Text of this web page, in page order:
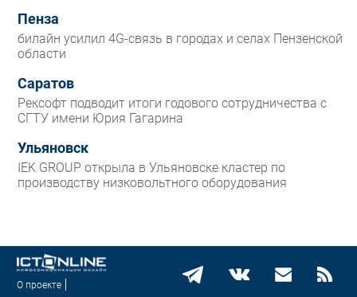
Пенза
билайн усилил 4G-связь в городах и селах Пензенской
области
Саратов
Рексофт подводит итоги годового сотрудничества с
СГТУ имени Юрия Гагарина
Ульяновск
IEK GROUP открыла в Ульяновске кластер по
производству низковольтного оборудования
О проекте